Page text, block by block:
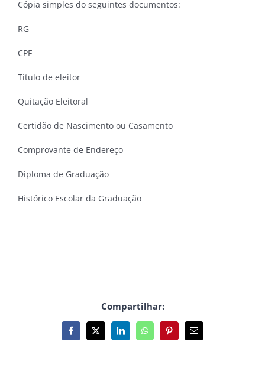
Cópia simples do seguintes documentos:
RG
CPF
Título de eleitor
Quitação Eleitoral
Certidão de Nascimento ou Casamento
Comprovante de Endereço
Diploma de Graduação
Histórico Escolar da Graduação
Compartilhar:
Facebook
X LinkedInWhatsAppPinterest
E-
mail